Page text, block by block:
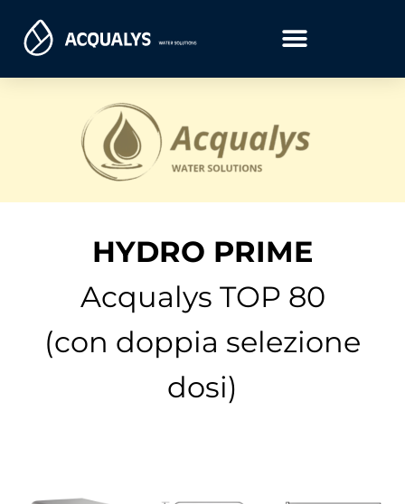
HYDRO PRIME
Acqualys TOP 80
(con doppia selezione
dosi)